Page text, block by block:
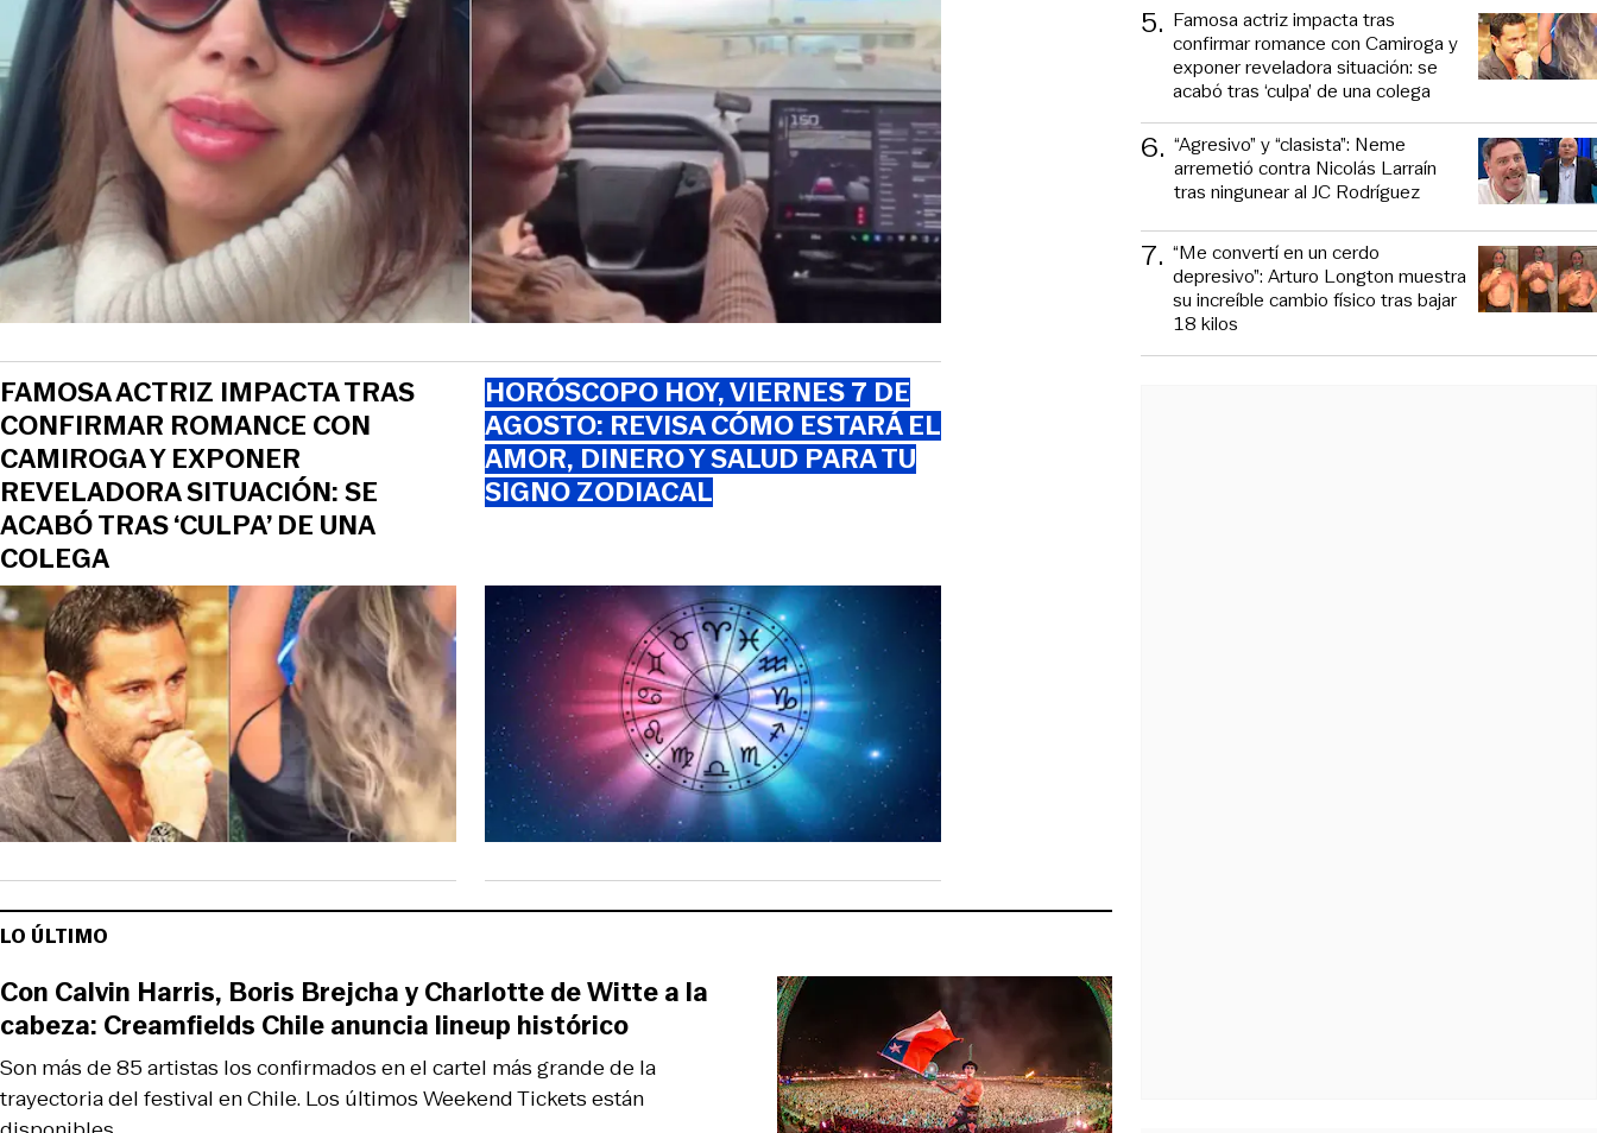
FAMOSA ACTRIZ IMPACTA TRAS
CONFIRMAR ROMANCE CON
CAMIROGA Y EXPONER
REVELADORA SITUACIÓN: SE
ACABÓ TRAS ‘CULPA’ DE UNA
COLEGA
HORÓSCOPO HOY, VIERNES 7 DE
AGOSTO: REVISA CÓMO ESTARÁ EL
AMOR, DINERO Y SALUD PARA TU
SIGNO ZODIACAL
LO ÚLTIMO
Son más de 85 artistas los confirmados en el cartel más grande de la
trayectoria del festival en Chile. Los últimos Weekend Tickets están
Con Calvin Harris, Boris Brejcha y Charlotte de Witte a la
cabeza: Creamfields Chile anuncia lineup histórico
5. Famosa actriz impacta tras
confirmar romance con Camiroga y
exponer reveladora situación: se
acabó tras ‘culpa’ de una colega
6. “Agresivo” y “clasista”: Neme
arremetió contra Nicolás Larraín
tras ningunear al JC Rodríguez
7. “Me convertí en un cerdo
depresivo”: Arturo Longton muestra
su increíble cambio físico tras bajar
18 kilos